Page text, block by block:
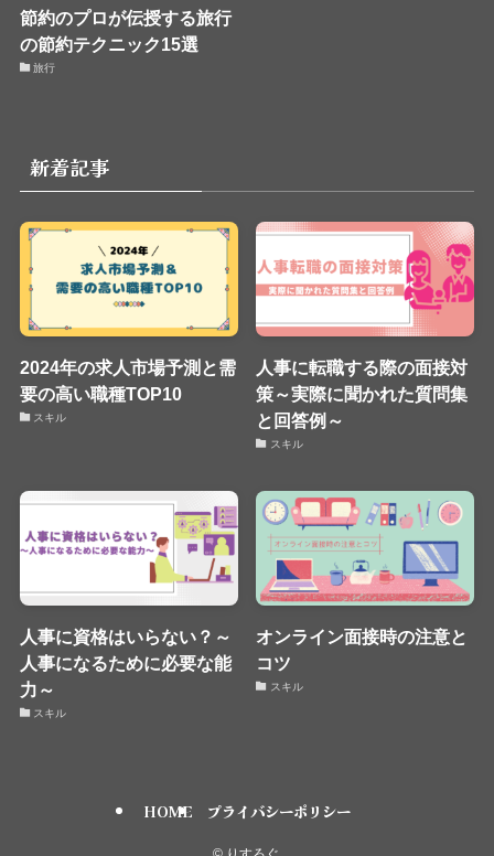
節約のプロが伝授する旅行
の節約テクニック15選
旅行
新着記事
2024年の求人市場予測と需
要の高い職種TOP10
スキル
人事に転職する際の面接対
策～実際に聞かれた質問集
と回答例～
スキル
人事に資格はいらない？～
人事になるために必要な能
力～
スキル
オンライン面接時の注意と
コツ
スキル
HOME プライバシーポリシー